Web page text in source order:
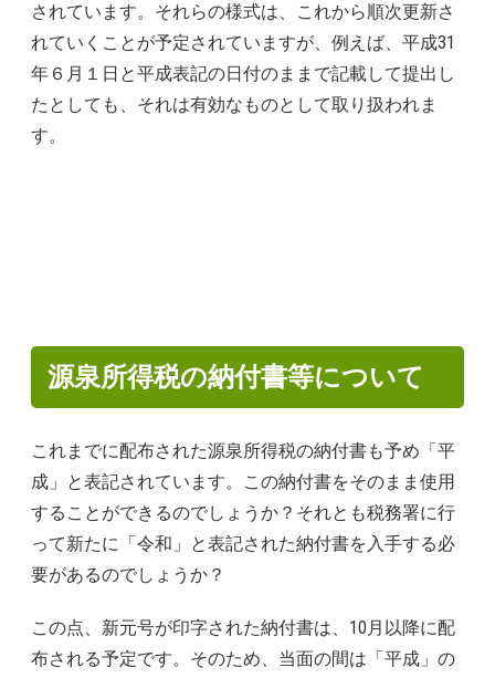
されています。それらの様式は、これから順次更新さ
れていくことが予定されていますが、例えば、平成31
年６月１日と平成表記の日付のままで記載して提出し
たとしても、それは有効なものとして取り扱われま
す。
源泉所得税の納付書等について
これまでに配布された源泉所得税の納付書も予め「平
成」と表記されています。この納付書をそのまま使用
することができるのでしょうか？それとも税務署に行
って新たに「令和」と表記された納付書を入手する必
要があるのでしょうか？
この点、新元号が印字された納付書は、10月以降に配
布される予定です。そのため、当面の間は「平成」の